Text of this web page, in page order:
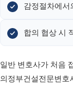
감정절차에서
합의 협상 시
일반 변호사가 처음
의정부건설전문변호